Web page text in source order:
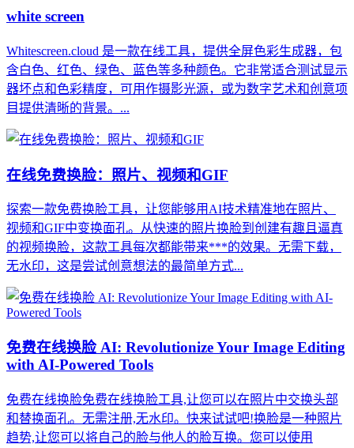
white screen
Whitescreen.cloud 是一款在线工具，提供全屏色彩生成器，包
含白色、红色、绿色、蓝色等多种颜色。它非常适合测试显示
器坏点和色彩精度，可用作摄影光源，或为数字艺术和创意项
目提供清晰的背景。...
在线免费换脸：照片、视频和GIF
探索一款免费换脸工具，让您能够用AI技术精准地在照片、
视频和GIF中变换面孔。从快速的照片换脸到创建有趣且逼真
的视频换脸，这款工具每次都能带来***的效果。无需下载，
无水印，这是尝试创意想法的最简单方式...
免费在线换脸 AI: Revolutionize Your Image Editing
with AI-Powered Tools
免费在线换脸免费在线换脸工具,让您可以在照片中交换头部
和替换面孔。无需注册,无水印。快来试试吧!换脸是一种照片
趋势,让您可以将自己的脸与他人的脸互换。您可以使用